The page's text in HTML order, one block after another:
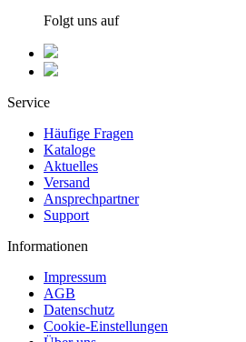
Folgt uns auf
Service
Häufige Fragen
Kataloge
Aktuelles
Versand
Ansprechpartner
Support
Informationen
Impressum
AGB
Datenschutz
Cookie-Einstellungen